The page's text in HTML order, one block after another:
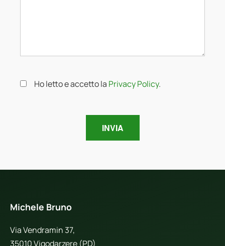
Ho letto e accetto la Privacy Policy.
Michele Bruno
Via Vendramin 37,
35010 Vigodarzere (PD)